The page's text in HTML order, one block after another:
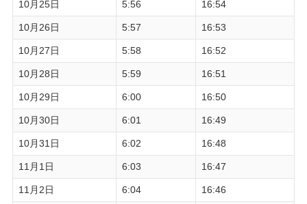
10月25日 5:56 16:54
10月26日 5:57 16:53
10月27日 5:58 16:52
10月28日 5:59 16:51
10月29日 6:00 16:50
10月30日 6:01 16:49
10月31日 6:02 16:48
11月1日 6:03 16:47
11月2日 6:04 16:46